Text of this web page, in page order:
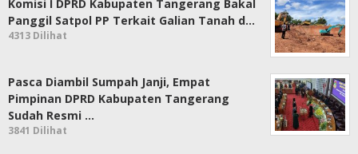
Komisi I DPRD Kabupaten Tangerang Bakal
Panggil Satpol PP Terkait Galian Tanah d…
4313 Dilihat
Pasca Diambil Sumpah Janji, Empat
Pimpinan DPRD Kabupaten Tangerang
Sudah Resmi …
3841 Dilihat